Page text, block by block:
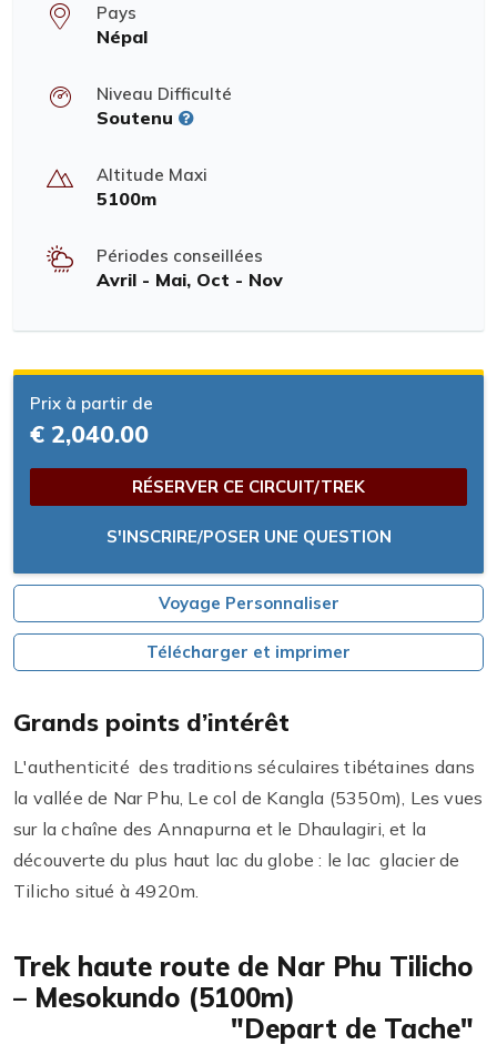
Pays
Népal
Niveau Difficulté
Soutenu
Altitude Maxi
5100m
Périodes conseillées
Avril - Mai, Oct - Nov
Prix à partir de
€ 2,040.00
RÉSERVER CE CIRCUIT/TREK
S'INSCRIRE/POSER UNE QUESTION
Voyage Personnaliser
Télécharger et imprimer
Grands points d’intérêt
L'authenticité des traditions séculaires tibétaines dans
la vallée de Nar Phu, Le col de Kangla (5350m), Les vues
sur la chaîne des Annapurna et le Dhaulagiri, et la
découverte du plus haut lac du globe : le lac glacier de
Tilicho situé à 4920m.
Trek haute route de Nar Phu Tilicho
– Mesokundo (5100m)
"Depart de Tache"